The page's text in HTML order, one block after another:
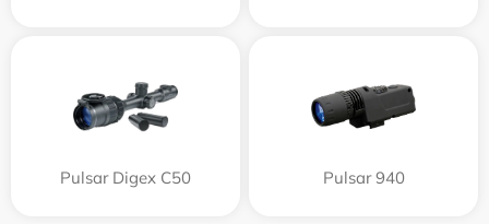
Pulsar Digex C50 Pulsar 940